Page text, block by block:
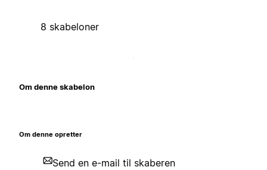
8 skabeloner
Om denne skabelon
Om denne opretter
Send en e-mail til skaberen